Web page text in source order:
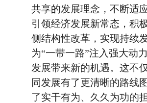
共享的发展理念，不断适
引领经济发展新常态，积
侧结构性改革，实现持续
为“一带一路”注入强大动
发展带来新的机遇。这不
同发展有了更清晰的路线
了实干有为、久久为功的担